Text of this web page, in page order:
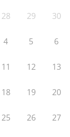
28 29 30
4 5 6
11 12 13
18 19 20
25 26 27